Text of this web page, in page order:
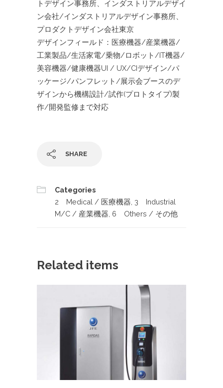
トデザイン事務所、インダストリアルデザイ
ン会社/インダストリアルデザイン事務所、
プロダクトデザイン会社東京
デザインフィールド：医療機器/産業機器/
工業製品/生活家電/乗物/ロボット/IT機器/
美容機器/健康機器UI / UX/CIデザイン/パ
ッケージ/パンフレット/展示会ブースのデ
ザインから機構設計/試作(プロトタイプ)製
作/開発監修まで対応
SHARE
Categories
2 Medical / 医療機器 3 Industrial
M/C / 産業機器 6 Others / その他
Related items